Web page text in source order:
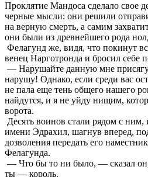
Проклятие Мандоса сделало свое
черные мысли: они решили
на верную смерть, а самим
они были из древнейшего рода
Фелагунд же, видя, что покинут
венец Нарготронда и бросил себе
— Нарушайте данную мне
нарушу! Однако, если среди вас
не пала еще тень общего нашего
найдутся, и я не уйду нищим,
ворота.
Десять воинов стали рядом с ним,
имени Эдрахил, шагнув вперед,
дозволения передать его
Фелагунда.
— Что бы то ни было, — сказал
ты — король.